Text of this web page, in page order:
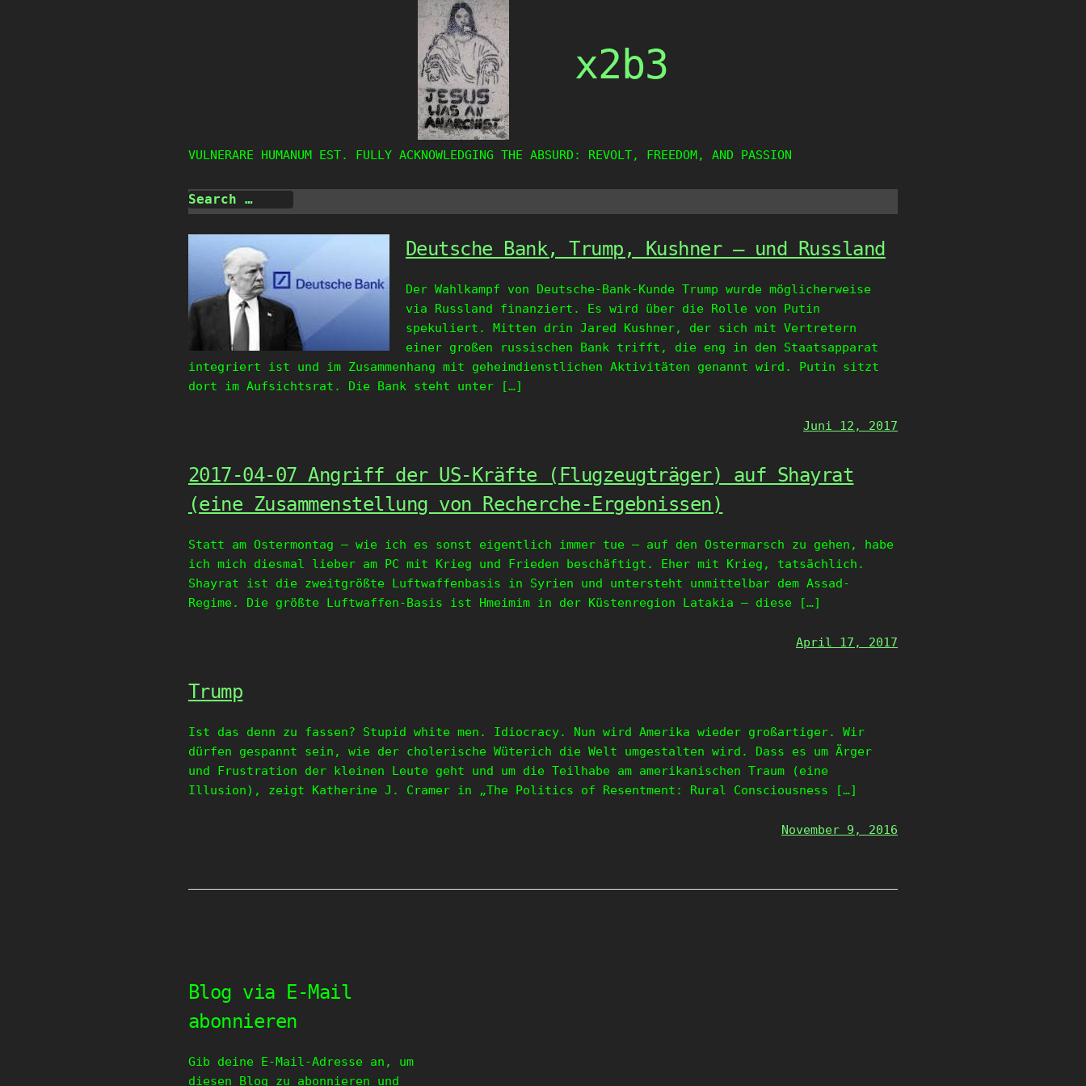
x2b3
VULNERARE HUMANUM EST. FULLY ACKNOWLEDGING THE ABSURD: REVOLT, FREEDOM, AND PASSION
Deutsche Bank, Trump, Kushner – und Russland
Der Wahlkampf von Deutsche-Bank-Kunde Trump wurde möglicherweise
via Russland finanziert. Es wird über die Rolle von Putin
spekuliert. Mitten drin Jared Kushner, der sich mit Vertretern
einer großen russischen Bank trifft, die eng in den Staatsapparat
integriert ist und im Zusammenhang mit geheimdienstlichen Aktivitäten genannt wird. Putin sitzt
dort im Aufsichtsrat. Die Bank steht unter […]
Juni 12, 2017
2017-04-07 Angriff der US-Kräfte (Flugzeugträger) auf Shayrat
(eine Zusammenstellung von Recherche-Ergebnissen)
Statt am Ostermontag – wie ich es sonst eigentlich immer tue – auf den Ostermarsch zu gehen, habe
ich mich diesmal lieber am PC mit Krieg und Frieden beschäftigt. Eher mit Krieg, tatsächlich.
Shayrat ist die zweitgrößte Luftwaffenbasis in Syrien und untersteht unmittelbar dem Assad-
Regime. Die größte Luftwaffen-Basis ist Hmeimim in der Küstenregion Latakia – diese […]
April 17, 2017
Trump
Ist das denn zu fassen? Stupid white men. Idiocracy. Nun wird Amerika wieder großartiger. Wir
dürfen gespannt sein, wie der cholerische Wüterich die Welt umgestalten wird. Dass es um Ärger
und Frustration der kleinen Leute geht und um die Teilhabe am amerikanischen Traum (eine
Illusion), zeigt Katherine J. Cramer in „The Politics of Resentment: Rural Consciousness […]
November 9, 2016
Blog via E-Mail
abonnieren
Gib deine E-Mail-Adresse an, um
diesen Blog zu abonnieren und